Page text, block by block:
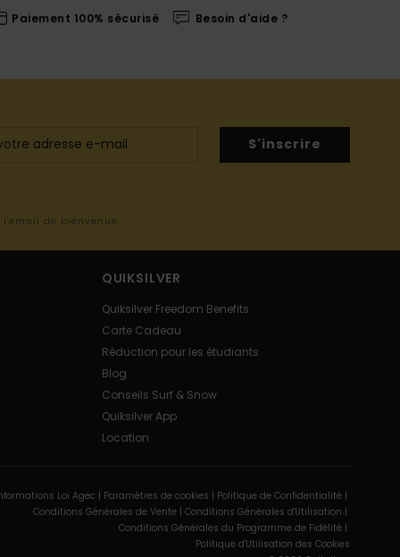
Paiement 100% sécurisé Besoin d'aide ?
S'inscrire
de bienvenue
QUIKSILVER
Quiksilver Freedom Benefits
Carte Cadeau
Réduction pour les étudiants
Blog
Conseils Surf & Snow
Quiksilver App
Location
Loi Agec | Paramètres de cookies | Politique de Confidentialité |
Conditions Générales de Vente | Conditions Générales d'Utilisation |
Conditions Générales du Programme de Fidélité |
Politique d'Utilisation des Cookies